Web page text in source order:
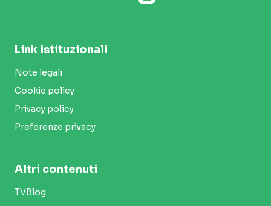
Link istituzionali
Note legali
Cookie policy
Privacy policy
Preferenze privacy
Altri contenuti
TVBlog